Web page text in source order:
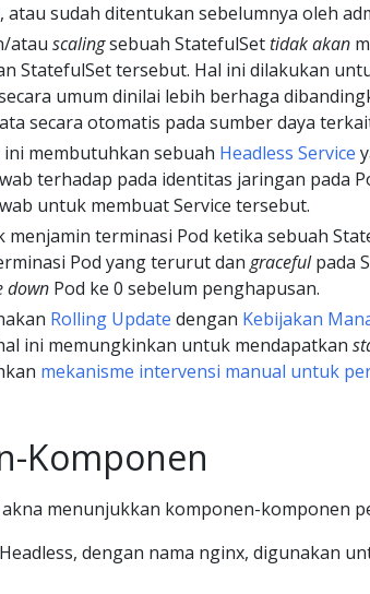
atau sudah ditentukan sebelumnya oleh
atau scalingsebuah StatefulSettidak akan
StatefulSet tersebut. Hal ini dilakukan
umum dinilai lebih berhaga
secara otomatis pada sumber daya
membutuhkan sebuah Headless Service
terhadap pada identitas jaringan pada
untuk membuat Service tersebut.
menjamin terminasi Pod ketika sebuah
Pod yang terurut dan gracefulpada
down Pod ke 0 sebelum penghapusan.
Rolling Update dengan Kebijakan
ini memungkinkan untuk mendapatkan
mekanisme intervensi manual untuk
Komponen
menunjukkan komponen-komponen
dengan nama nginx, digunakan